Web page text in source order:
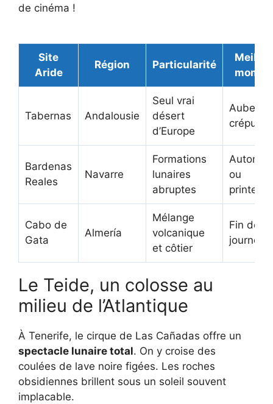
de cinéma !
Site
Aride
Région Particularité
Tabernas Andalousie
Seul vrai
désert
d’Europe
Aube et
Bardenas
Reales
Navarre
Formations
lunaires
abruptes
Automne
ou
Cabo de
Gata
Almería
Mélange
volcanique
et côtier
Fin de
journée
Le Teide, un colosse au
milieu de l’Atlantique
À Tenerife, le cirque de Las Cañadas offre un
spectacle lunaire total. On y croise des
coulées de lave noire figées. Les roches
obsidiennes brillent sous un soleil souvent
implacable.